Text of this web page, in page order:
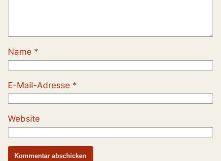
Name *
E-Mail-Adresse *
Website